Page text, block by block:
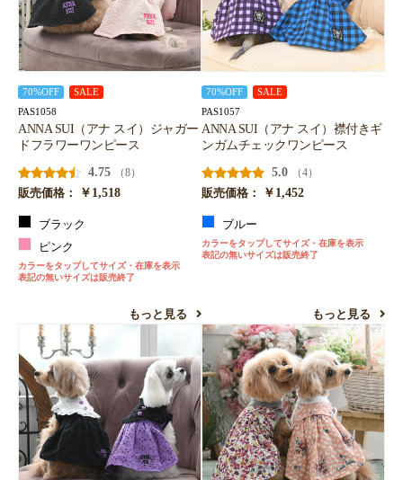
70%OFF SALE
PAS1058
ANNA SUI（アナ スイ）ジャガー
ドフラワーワンピース
4.75
（8）
販売価格：
￥1,518
ブラック
ピンク
カラーをタップしてサイズ・在庫を表示
表記の無いサイズは販売終了
もっと見る
70%OFF SALE
PAS1057
ANNA SUI（アナ スイ）襟付きギ
ンガムチェックワンピース
5.0
（4）
販売価格：
￥1,452
ブルー
カラーをタップしてサイズ・在庫を表示
表記の無いサイズは販売終了
もっと見る